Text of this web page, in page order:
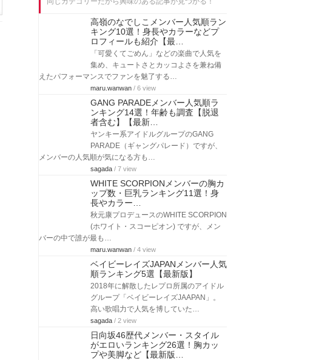
高嶺のなでしこメンバー人気順ラン
キング10選！身長やカラーなどプ
ロフィールも紹介【最…
「可愛くてごめん」などの楽曲で人気を
集め、キュートさとカッコよさを兼ね備
えたパフォーマンスでファンを魅了する…
maru.wanwan / 6 view
GANG PARADEメンバー人気順ラ
ンキング14選！年齢も調査【脱退
者含む】【最新…
ヤンキー系アイドルグループのGANG
PARADE（ギャングパレード）ですが、
メンバーの人気順が気になる方も…
sagada / 7 view
WHITE SCORPIONメンバーの胸カ
ップ数・巨乳ランキング11選！身
長やカラー…
秋元康プロデュースのWHITE SCORPION
(ホワイト・スコーピオン) ですが、メン
バーの中で誰が最も…
maru.wanwan / 4 view
ベイビーレイズJAPANメンバー人気
順ランキング5選【最新版】
2018年に解散したレプロ所属のアイドル
グループ「ベイビーレイズJAAPAN」。
高い歌唱力で人気を博していた…
sagada / 2 view
日向坂46歴代メンバー・スタイル
がエロいランキング26選！胸カッ
プや美脚など【最新版…